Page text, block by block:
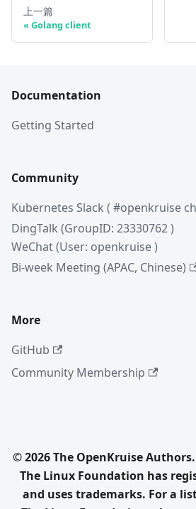
上一篇
Golang client
Documentation
Getting Started
Community
Kubernetes Slack ( #openkruise
DingTalk (GroupID: 23330762 )
WeChat (User: openkruise )
Bi-week Meeting (APAC, Chinese)
More
GitHub
Community Membership
© 2026 The OpenKruise
The Linux Foundation has
and uses trademarks. For a